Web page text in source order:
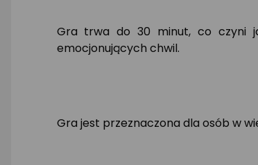
Gra trwa do 30 minut, co czyni
emocjonujących chwil.
Gra jest przeznaczona dla osób w